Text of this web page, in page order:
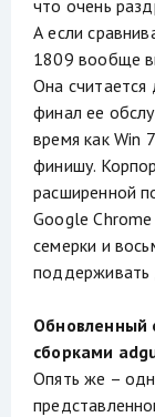
что очень
А если
1809 вообще
Она считается
финал ее
время как Win
финишу.
расширенной
Google
семерки и
поддерживать
Обновленный
сборками
Опять же –